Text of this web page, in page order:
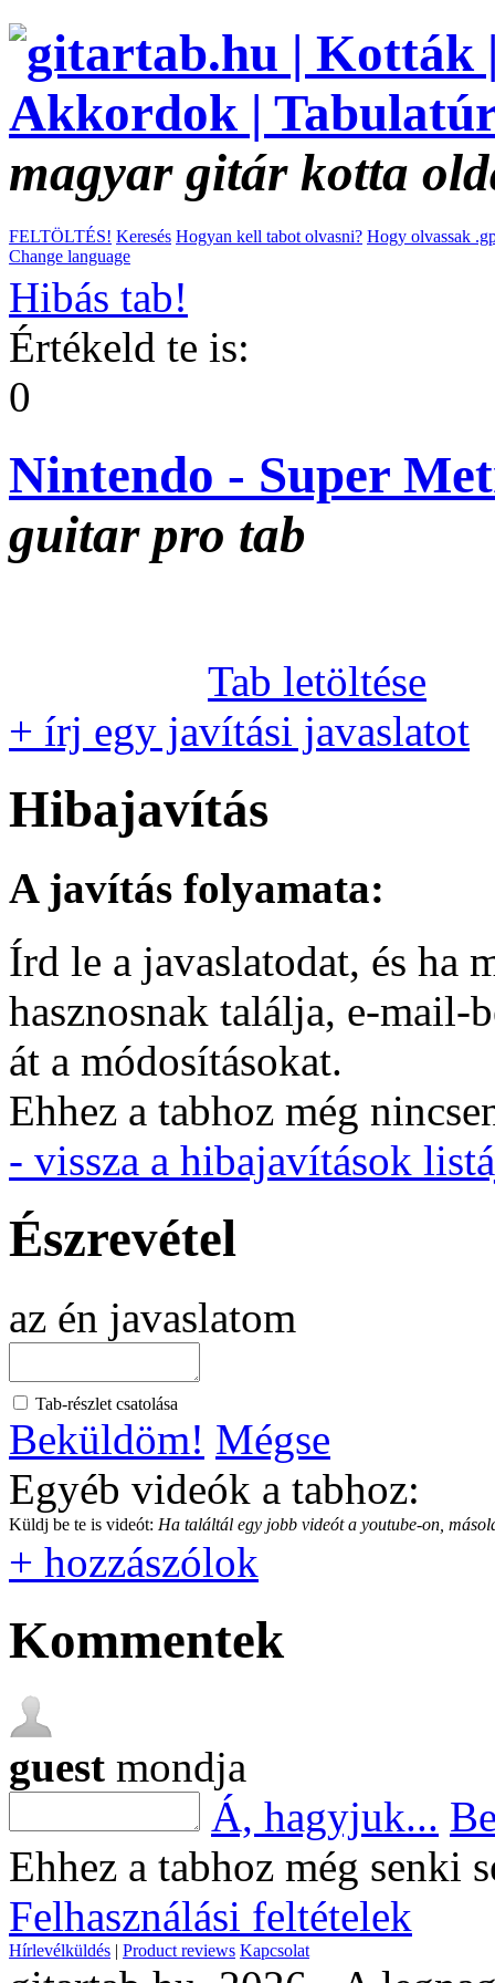
magyar gitár kotta
FELTÖLTÉS! Keresés Hogyan kell tabot olvasni? Hogy olvassak
Change language
Hibás tab!
Értékeld te is:
0
Nintendo - Super
guitar pro tab
Tab letöltése
+ írj egy javítási javaslatot
Hibajavítás
A javítás folyamata:
Írd le a javaslatodat, és ha
hasznosnak találja, e-mail-
át a módosításokat.
Ehhez a tabhoz még
- vissza a hibajavítások
Észrevétel
az én javaslatom
Tab-részlet csatolása
Beküldöm! Mégse
Egyéb videók a tabhoz:
Küldj be te is videót: Ha találtál egy jobb videót a youtube-on,
+ hozzászólok
Kommentek
guest mondja
Á, hagyjuk...
Ehhez a tabhoz még senki
Felhasználási feltételek
Hírlevélküldés | Product reviews Kapcsolat